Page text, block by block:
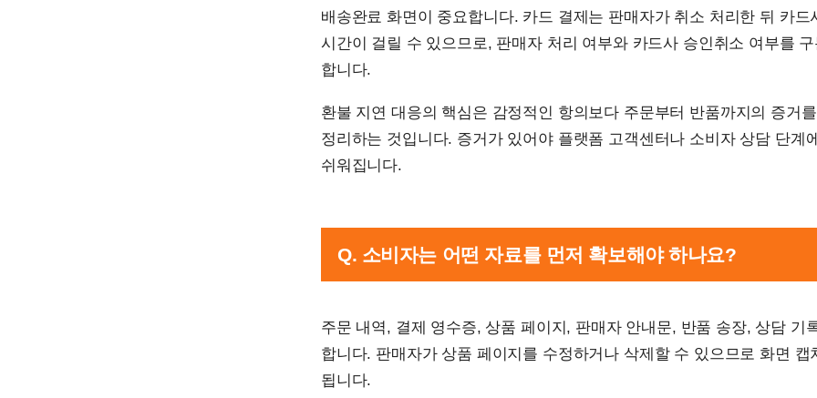
배송완료 화면이 중요합니다. 카드 결제는 판매자가 취소 처리한 뒤 카드
시간이 걸릴 수 있으므로, 판매자 처리 여부와 카드사 승인취소 여부를
합니다.
환불 지연 대응의 핵심은 감정적인 항의보다 주문부터 반품까지의 증거
정리하는 것입니다. 증거가 있어야 플랫폼 고객센터나 소비자 상담 단계
쉬워집니다.
Q. 소비자는 어떤 자료를 먼저 확보해야 하나요?
주문 내역, 결제 영수증, 상품 페이지, 판매자 안내문, 반품 송장, 상담 기
합니다. 판매자가 상품 페이지를 수정하거나 삭제할 수 있으므로 화면 캡
됩니다.